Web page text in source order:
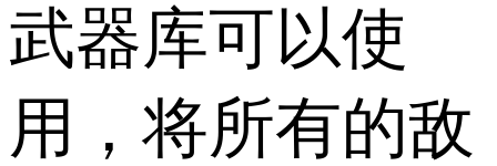
武器库可以使
用，将所有的敌